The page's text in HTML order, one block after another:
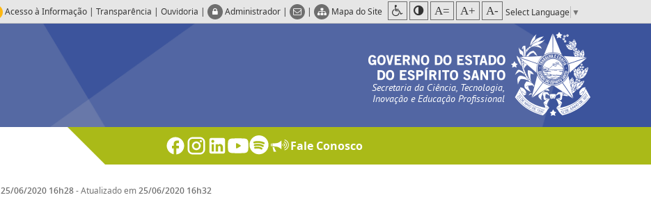
Acesso à Informação | Transparência | Ouvidoria | Administrador | | Mapa do Site A= A+ A- Select Language ▼
Secretaria da Ciência, Tecnologia,
Inovação e Educação Profissional
Fale Conosco
25/06/2020 16h28- Atualizado em 25/06/2020 16h32